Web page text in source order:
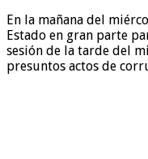
En la mañana del
Estado en gran parte
sesión de la tarde del
presuntos actos de